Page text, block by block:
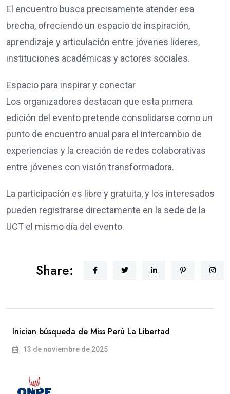
El encuentro busca precisamente atender esa
brecha, ofreciendo un espacio de inspiración,
aprendizaje y articulación entre jóvenes líderes,
instituciones académicas y actores sociales.
Espacio para inspirar y conectar
Los organizadores destacan que esta primera
edición del evento pretende consolidarse como un
punto de encuentro anual para el intercambio de
experiencias y la creación de redes colaborativas
entre jóvenes con visión transformadora.
La participación es libre y gratuita, y los interesados
pueden registrarse directamente en la sede de la
UCT el mismo día del evento.
Share:
Inician búsqueda de Miss Perú La Libertad
13 de noviembre de 2025